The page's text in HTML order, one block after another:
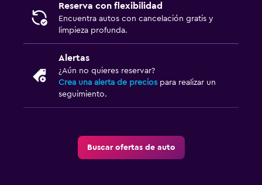
Reserva con flexibilidad
Encuentra autos con cancelación gratis y
limpieza profunda.
Alertas
¿Aún no quieres reservar?
Crea una alerta de precios para realizar un
seguimiento.
Buscar ofertas de auto